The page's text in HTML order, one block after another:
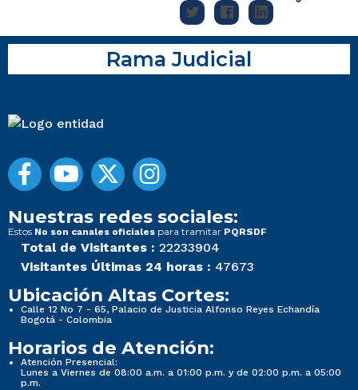
Rama Judicial
Nuestras redes sociales:
Estos No son canales oficiales para tramitar PQRSDF
Total de Visitantes : 22233904
Visitantes Últimas 24 horas : 47673
Ubicación Altas Cortes:
Calle 12 No 7 - 65, Palacio de Justicia Alfonso Reyes Echandía
Bogotá - Colombia
Horarios de Atención:
Atención Presencial:
Lunes a Viernes de 08:00 a.m. a 01:00 p.m. y de 02:00 p.m. a 05:00
p.m.